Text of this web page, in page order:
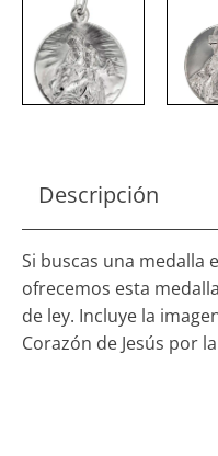
Descripción
Si buscas una medalla
ofrecemos esta
de ley. Incluye la
Corazón de Jesús por